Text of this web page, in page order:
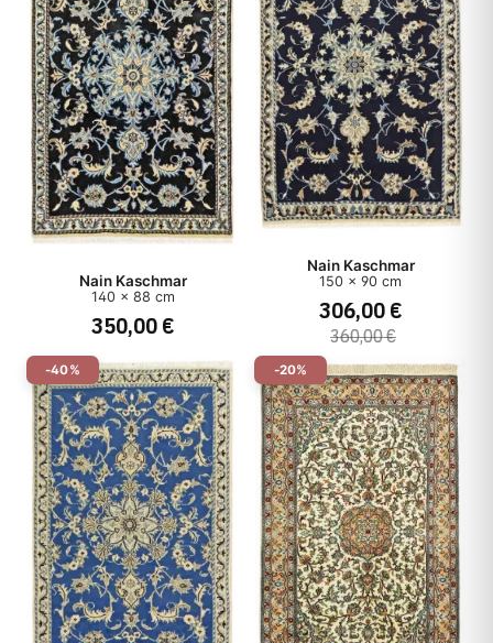
Flor
Dicke
Muster
Teppichart
Herkunft
Herstellungsart
Stil
Preis
Nain Kaschmar
140 x 88 cm
350,00 €
Nain Kaschmar
150 x 90 cm
306,00 €
360,00 €
-40% -20%